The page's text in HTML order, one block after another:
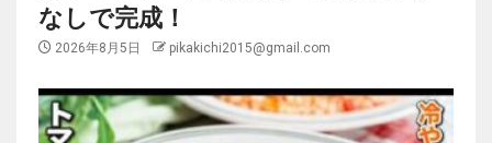
なしで完成！
2026年8月5日 pikakichi2015@gmail.com